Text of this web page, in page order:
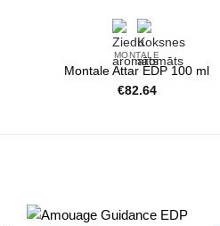
MONTALE
Montale Attar EDP 100 ml
€82.64